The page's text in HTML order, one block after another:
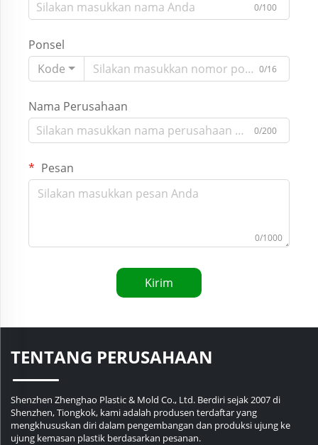
0/100
Ponsel
Kode
0/16
Nama Perusahaan
0/200
Pesan
0/1000
Kirim
TENTANG PERUSAHAAN
Shenzhen Zhenghao Plastic & Mold Co., Ltd. Berdiri sejak 2007 di
Shenzhen, Tiongkok, kami adalah produsen terdaftar yang
mengkhususkan diri dalam pengembangan dan produksi ujung ke
ujung kemasan plastik berdasarkan pesanan.